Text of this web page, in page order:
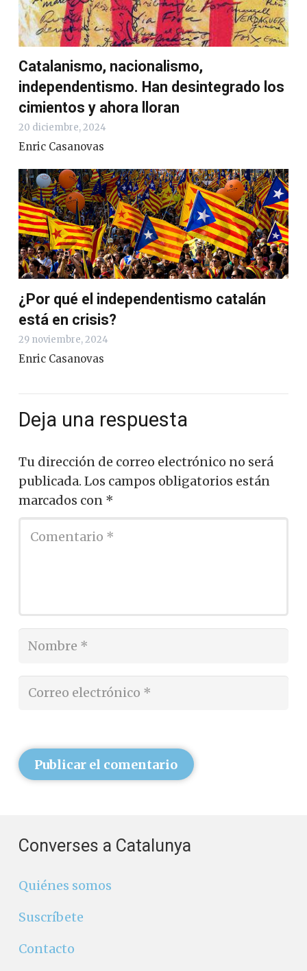
Catalanismo, nacionalismo,
independentismo. Han desintegrado los
cimientos y ahora lloran
20 diciembre, 2024
Enric Casanovas
¿Por qué el independentismo catalán
está en crisis?
29 noviembre, 2024
Enric Casanovas
Deja una respuesta
Tu dirección de correo electrónico no será
publicada. Los campos obligatorios están
marcados con *
Publicar el comentario
Converses a Catalunya
Quiénes somos
Suscríbete
Contacto